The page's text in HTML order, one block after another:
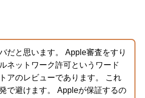
だと思います。 Apple審査をすり
ネットワーク許可というワード
アのレビューであります。 これ
で避けます。 Appleが保証するの